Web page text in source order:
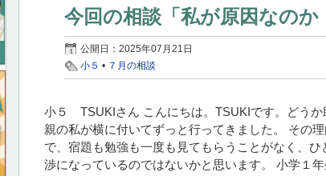
今回の相談「私が原因なのか
公開日：2025年07月21日
小５ • ７月の相談
小５ TSUKIさん こんにちは。TSUKIです。どう
親の私が横に付いてずっと行ってきました。 その
で、宿題も勉強も一度も見てもらうことがなく、
渉になっているのではないかと思います。 小学１